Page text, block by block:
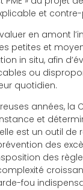
et
en amont
petites et
in situ, afin
ou
quotidien.
années, la
et
est un outil de
des
des
fou